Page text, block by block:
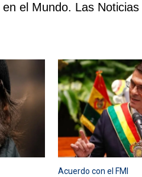
el Mundo. Las
Acuerdo con el FMI